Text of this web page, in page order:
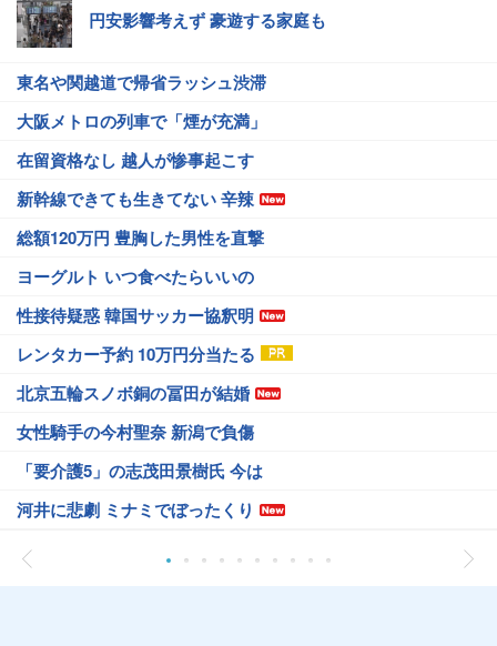
円安影響考えず 豪遊する家庭も
東名や関越道で帰省ラッシュ渋滞
大阪メトロの列車で「煙が充満」
在留資格なし 越人が惨事起こす
新幹線できても生きてない 辛辣
総額120万円 豊胸した男性を直撃
ヨーグルト いつ食べたらいいの
性接待疑惑 韓国サッカー協釈明
レンタカー予約 10万円分当たる
北京五輪スノボ銅の冨田が結婚
女性騎手の今村聖奈 新潟で負傷
「要介護5」の志茂田景樹氏 今は
河井に悲劇 ミナミでぼったくり